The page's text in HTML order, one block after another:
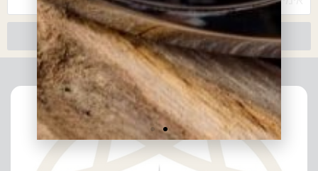
צרפו אותי